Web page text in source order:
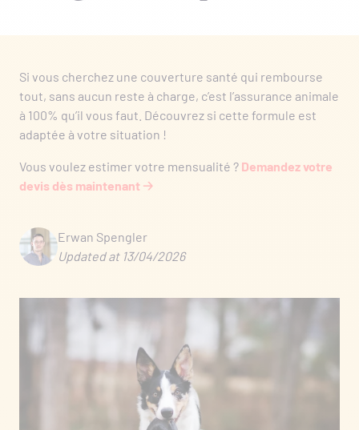
Si vous cherchez une couverture santé qui rembourse
tout, sans aucun reste à charge, c’est l’assurance animale
à 100% qu’il vous faut. Découvrez si cette formule est
adaptée à votre situation !
Vous voulez estimer votre mensualité ? Demandez votre
devis dès maintenant 🡢
Erwan Spengler
Updated at 13/04/2026